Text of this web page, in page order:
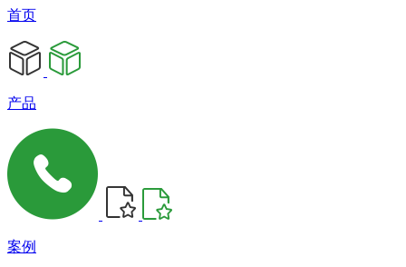
首页
产品
案例